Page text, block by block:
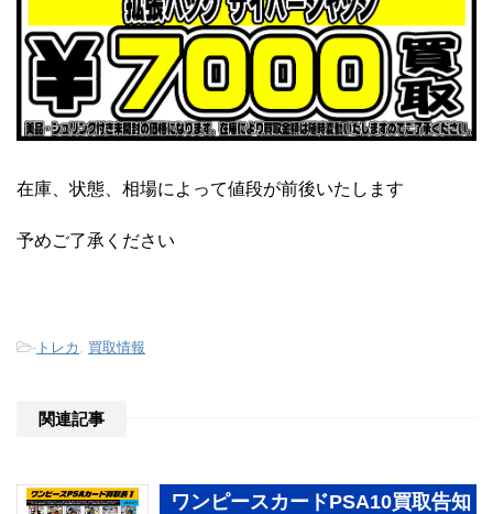
在庫、状態、相場によって値段が前後いたします
予めご了承ください
- トレカ 買取情報
関連記事
ワンピースカードPSA10買取告知